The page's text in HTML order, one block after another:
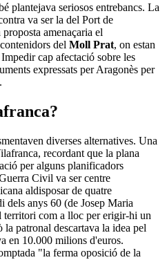
plantejava seriosos entrebancs. La
va ser la del Port de
amenaçaria el
del Moll Prat, on estan
cap afectació sobre les
expressats per Aragonès per
diverses alternatives. Una
recordant que la plana
per alguns planificadors
Civil va ser centre
aldisposar de quatre
dels anys 60 (de Josep Maria
territori com a lloc per erigir-hi un
la patronal descartava la idea pel
en 10.000 milions d'euros.
"la ferma oposició de la